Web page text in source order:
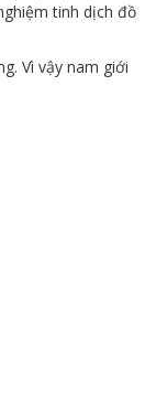
tinh dịch đồ
Vì vậy nam giới